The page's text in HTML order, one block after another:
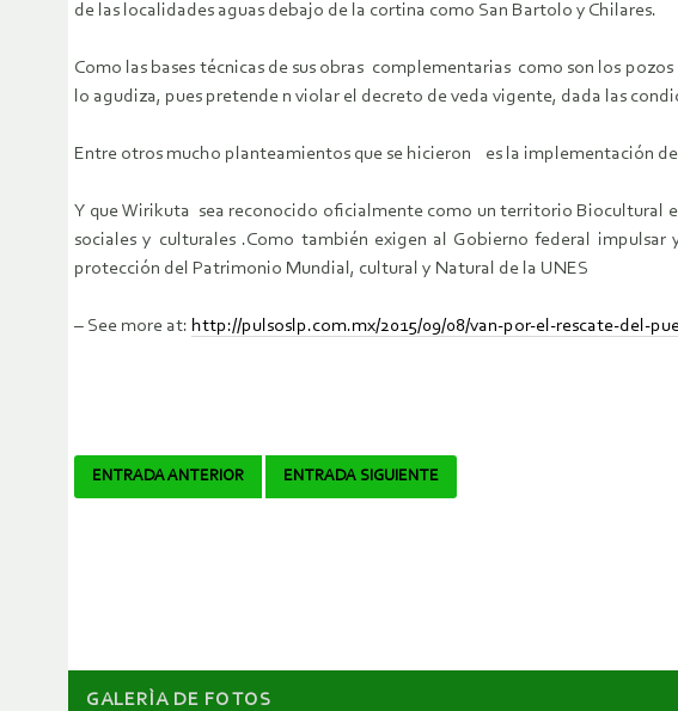
de las localidades aguas debajo de la cortina como San Bartolo y Chilares.
Como las bases técnicas de sus obras complementarias como son los
lo agudiza, pues pretende n violar el decreto de veda vigente, dada las
Entre otros mucho planteamientos que se hicieron es la implementación
Y que Wirikuta sea reconocido oficialmente como un territorio Biocultural
sociales y culturales .Como también exigen al Gobierno federal
protección del Patrimonio Mundial, cultural y Natural de la UNES
– See more at: http://pulsoslp.com.mx/2015/09/08/van-por-el-rescate-del-
Navegador
ENTRADA ANTERIOR ENTRADA SIGUIENTE
GALERÌA DE FOTOS